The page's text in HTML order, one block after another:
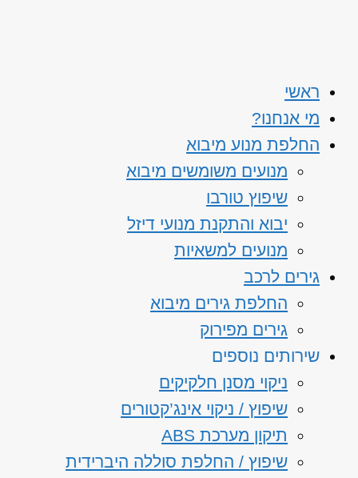
ראשי
מי אנחנו?
החלפת מנוע מיבוא
מנועים משומשים מיבוא
שיפוץ טורבו
יבוא והתקנת מנועי דיזל
מנועים למשאיות
גירים לרכב
החלפת גירים מיבוא
גירים מפירוק
שירותים נוספים
ניקוי מסנן חלקיקים
שיפוץ / ניקוי אינג’קטורים
תיקון מערכת ABS
שיפוץ / החלפת סוללה היברידית